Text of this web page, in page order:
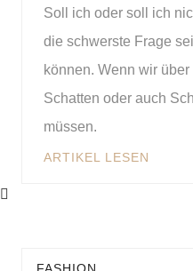
Soll ich oder soll ich
die schwerste Frage
können. Wenn wir
Schatten oder auch
müssen.
ARTIKEL LESEN